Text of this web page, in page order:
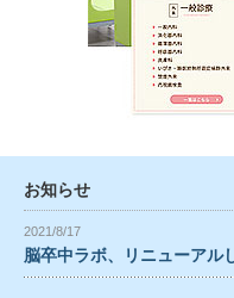
お知らせ
2021/8/17
脳卒中ラボ、リニューアル